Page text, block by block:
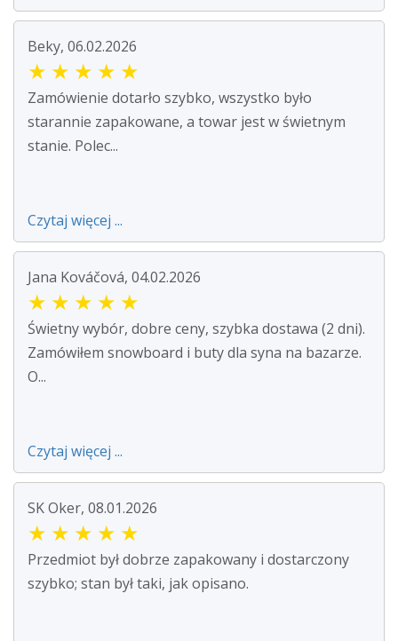
Beky, 06.02.2026
★ ★ ★ ★ ★
Zamówienie dotarło szybko, wszystko było
starannie zapakowane, a towar jest w świetnym
stanie. Polec...
Czytaj więcej ...
Jana Kováčová, 04.02.2026
★ ★ ★ ★ ★
Świetny wybór, dobre ceny, szybka dostawa (2 dni).
Zamówiłem snowboard i buty dla syna na bazarze.
O...
Czytaj więcej ...
SK Oker, 08.01.2026
★ ★ ★ ★ ★
Przedmiot był dobrze zapakowany i dostarczony
szybko; stan był taki, jak opisano.